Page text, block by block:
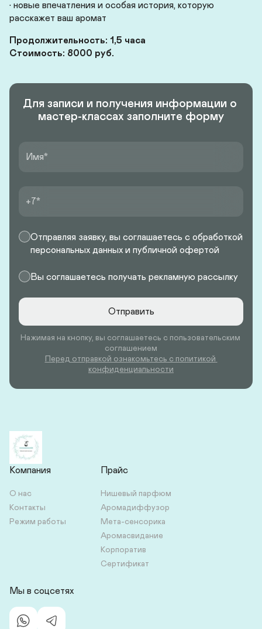
• новые впечатления и особая история, которую
расскажет ваш аромат
Продолжительность: 1,5 часа
Стоимость: 8000 руб.
Для записи и получения информации о
мастер-классах заполните форму
Имя
+7
Отправляя заявку, вы соглашаетесь с обработкой
персональных данных и публичной офертой
Вы соглашаетесь получать рекламную рассылку
Отправить
Нажимая на кнопку, вы соглашаетесь с пользовательским
соглашением
Перед отправкой ознакомьтесь с политикой
конфиденциальности
Компания
О нас
Контакты
Режим работы
Прайс
Нишевый парфюм
Аромадиффузор
Мета-сенсорика
Аромасвидание
Корпоратив
Сертификат
Мы в соцсетях